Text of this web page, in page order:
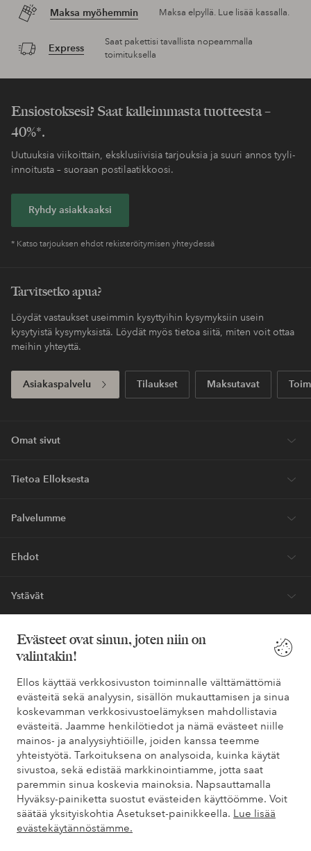
Evästeet ovat sinun, joten niin on
valintakin!
Ellos käyttää verkkosivuston toiminnalle välttämättömiä
evästeitä sekä analyysin, sisällön mukauttamisen ja sinua
koskevamman verkkosivustoelämyksen mahdollistavia
evästeitä. Jaamme henkilötiedot ja nämä evästeet niille
mainos- ja analyysiyhtiöille, joiden kanssa teemme
yhteistyötä. Tarkoituksena on analysoida, kuinka käytät
sivustoa, sekä edistää markkinointiamme, jotta saat
paremmin sinua koskevia mainoksia. Napsauttamalla
Hyväksy-painiketta suostut evästeiden käyttöömme. Voit
säätää yksityiskohtia Asetukset-painikkeella. Lue lisää
evästekäytännöstämme.
Maksa myöhemmin Maksa elpyllä. Lue lisää kassalla.
Express
Saat pakettisi tavallista nopeammalla
toimituksella
Ensiostoksesi? Saat kalleimmasta tuotteesta –
40%*.
Uutuuksia viikoittain, eksklusiivisia tarjouksia ja suuri annos tyyli-
innoitusta – suoraan postilaatikkoosi.
Ryhdy asiakkaaksi
* Katso tarjouksen ehdot rekisteröitymisen yhteydessä
Tarvitsetko apua?
Löydät vastaukset useimmin kysyttyihin kysymyksiin usein
kysytyistä kysymyksistä. Löydät myös tietoa siitä, miten voit ottaa
meihin yhteyttä.
Asiakaspalvelu Tilaukset Maksutavat
Omat sivut
Tietoa Elloksesta
Palvelumme
Ehdot
Ystävät
Turvalliset maksut – maksa nyt tai erissä
elpy elpy
Suomi - Valitse maa
Facebook Instagram Pinterest Youtube